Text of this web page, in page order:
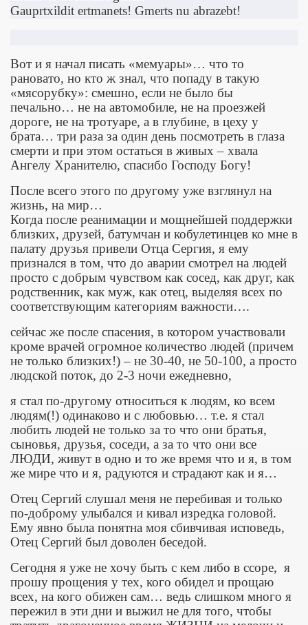
Gauprtxildit ertmanets! Gmerts nu abrazebt!
Вот и я начал писать «мемуары»… что то
рановато, но кто ж знал, что попаду в такую
«мясорубку»: смешно, если не было бы
печально… не на автомобиле, не на проезжей
дороге, не на тротуаре, а в глубине, в цеху у
брата… три раза за один день посмотреть в глаза
смерти и при этом остаться в живых – хвала
Ангелу Хранителю, спасибо Господу Богу!
После всего этого по другому уже взглянул на
жизнь, на мир…
Когда после реанимации и мощнейшей поддержки
близких, друзей, батумчан и кобулетинцев ко мне в
палату друзья привели Отца Сергия, я ему
признался в том, что до аварии смотрел на людей
просто с добрым чувством как сосед, как друг, как
родственник, как муж, как отец, выделяя всех по
соответствующим категориям важности….
сейчас же после спасения, в котором участвовали
кроме врачей огромное количество людей (причем
не только близких!) – не 30-40, не 50-100, а просто
людской поток, до 2-3 ночи ежедневно,
я стал по-другому относиться к людям, ко всем
людям(!) одинаково и с любовью… т.е. я стал
любить людей не только за то что они братья,
сыновья, друзья, соседи, а за то что они все
ЛЮДИ, живут в одно и то же время что и я, в том
же мире что и я, радуются и страдают как и я…
Отец Сергий слушал меня не перебивая и только
по-доброму улыбался и кивал изредка головой.
Ему явно была понятна моя сбивчивая исповедь,
Отец Сергий был доволен беседой.
Сегодня я уже не хочу быть с кем либо в ссоре, я
прошу прощения у тех, кого обидел и прощаю
всех, на кого обижен сам… ведь слишком много я
пережил в эти дни и выжил не для того, чтобы